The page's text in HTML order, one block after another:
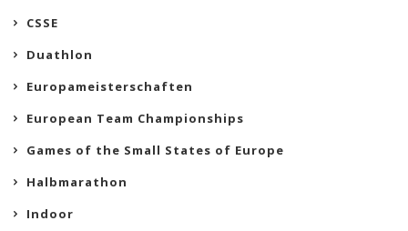
CSSE
Duathlon
Europameisterschaften
European Team Championships
Games of the Small States of Europe
Halbmarathon
Indoor